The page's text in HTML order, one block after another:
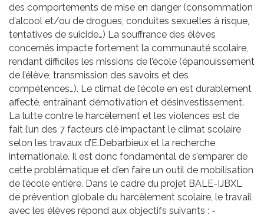
des comportements de mise en danger (consommation
d’alcool et/ou de drogues, conduites sexuelles à risque,
tentatives de suicide…) La souffrance des élèves
concernés impacte fortement la communauté scolaire,
rendant difficiles les missions de l’école (épanouissement
de l’élève, transmission des savoirs et des
compétences…). Le climat de l’école en est durablement
affecté, entraînant démotivation et désinvestissement.
La lutte contre le harcèlement et les violences est de
fait l’un des 7 facteurs clé impactant le climat scolaire
selon les travaux d’E.Debarbieux et la recherche
internationale. Il est donc fondamental de s’emparer de
cette problématique et d’en faire un outil de mobilisation
de l’école entière. Dans le cadre du projet BALE-IJBXL
de prévention globale du harcèlement scolaire, le travail
avec les élèves répond aux objectifs suivants : -